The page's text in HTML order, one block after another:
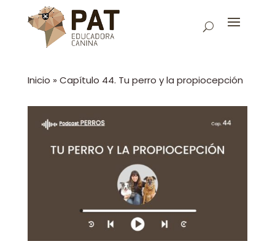
Inicio » Capítulo 44. Tu perro y la propiocepción